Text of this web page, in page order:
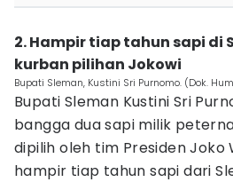
2. Hampir tiap tahun sapi di
kurban pilihan Jokowi
Bupati Sleman, Kustini Sri Purnomo. (Dok.
Bupati Sleman Kustini Sri
bangga dua sapi milik
dipilih oleh tim Presiden Joko
hampir tiap tahun sapi dari